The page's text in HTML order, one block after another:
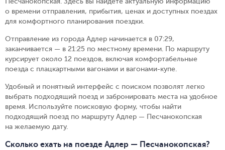
о времени отправления, прибытия, ценах и доступных поездах
для комфортного планирования поездки.
Отправление из города Адлер начинается в 07:29,
заканчивается — в 21:25 по местному времени. По маршруту
курсирует около 12 поездов, включая комфортабельные
поезда с плацкартными вагонами и вагонами-купе.
Удобный и понятный интерфейс с поиском позволят легко
выбрать подходящий поезд и забронировать места на удобное
время. Используйте поисковую форму, чтобы найти
подходящий поезд по маршруту Адлер — Песчанокопская
на желаемую дату.
Сколько ехать на поезде Адлер — Песчанокопская?